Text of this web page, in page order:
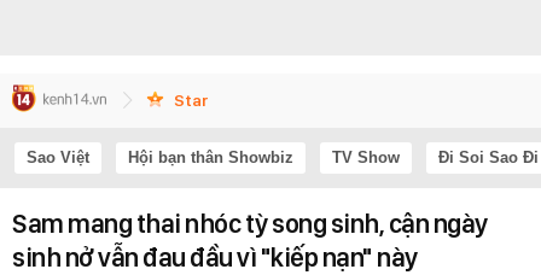
Star
Sao Việt Hội bạn thân Showbiz TV Show Đi Soi Sao Đi
Sam mang thai nhóc tỳ song sinh, cận ngày
sinh nở vẫn đau đầu vì "kiếp nạn" này